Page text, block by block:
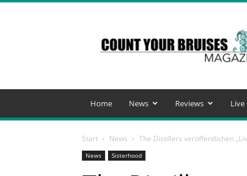
Your
Bruises
Magazine
Home News Reviews Live
Start News The Distillers veröffentlichen
News Sisterhood